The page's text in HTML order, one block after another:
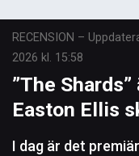
RECENSION –
2026 kl. 15:58
”The
Easton Ellis
I dag är det